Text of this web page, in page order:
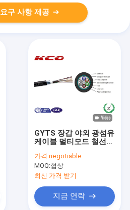
요구 사항 제공
GYTS 장갑 야외 광섬유
케이블 멀티모드 철선
가격:negotiable
MOQ:협상
최신 가격 받기
지금 연락